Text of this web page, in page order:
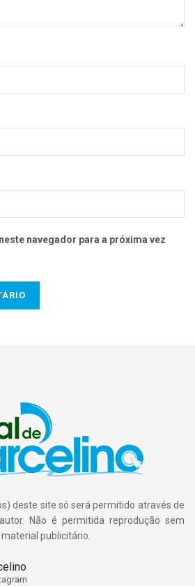
navegador para a próxima vez
deste site só será permitido através de
Não é permitida reprodução sem
publicitário.